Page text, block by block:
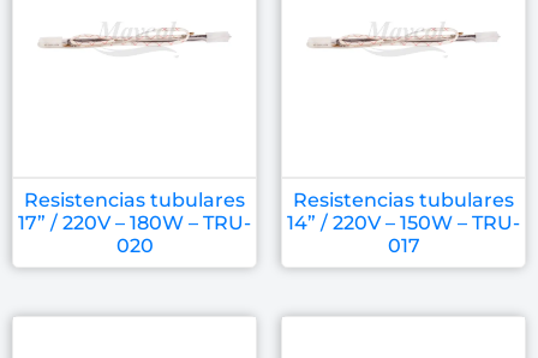
Resistencias tubulares
17” / 220V – 180W – TRU-
020
Resistencias tubulares
14” / 220V – 150W – TRU-
017